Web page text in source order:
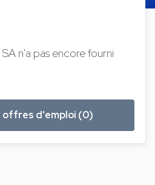
n'a pas encore fourni
offres d'emploi (0)